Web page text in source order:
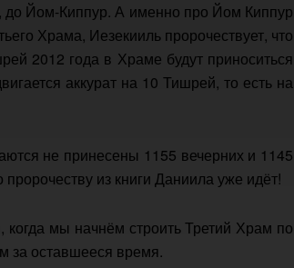
до Йом-Киппур. А именно про Йом Киппур
Храма, Иезекииль пророчествует, что
2012 года в Храме будут приноситься
аккурат на 10 Тишрей, то есть на
не принесены 1155 вечерних и 1145
из книги Даниила уже идёт!
когда мы начнём строить Третий Храм по
за оставшееся время.